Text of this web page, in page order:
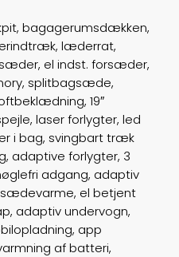
Grønmetal
bagagerumsdækken,
læderrat,
el indst. forsæder,
splitbagsæde,
19″
laser forlygter, led
i bag, svingbart træk
adaptive forlygter, 3
adgang, adaptiv
el betjent
adaptiv undervogn,
app
af batteri,